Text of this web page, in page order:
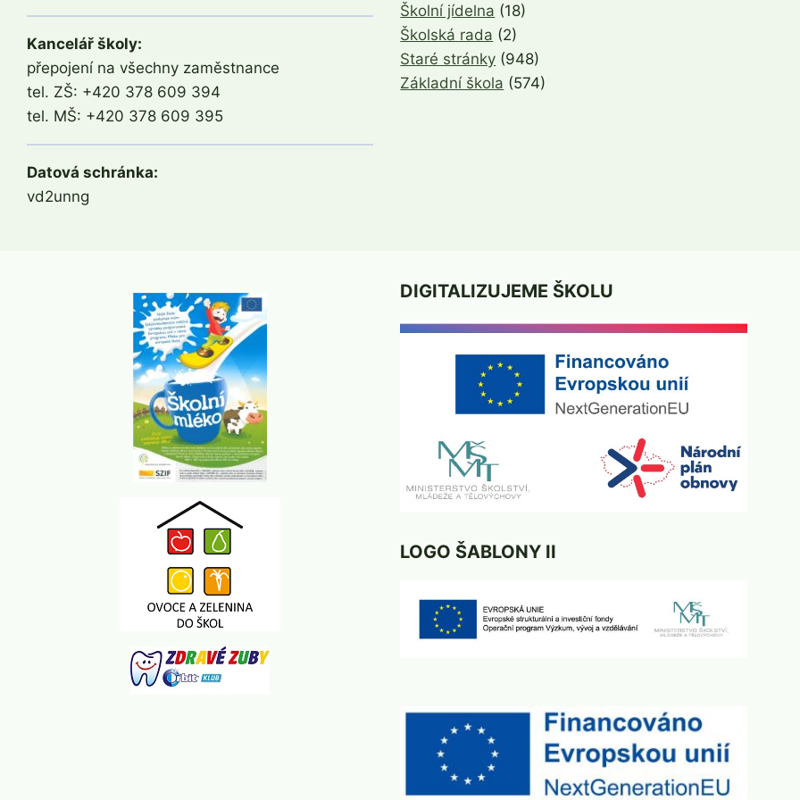
Kancelář školy:
přepojení na všechny zaměstnance
tel. ZŠ: +420 378 609 394
tel. MŠ: +420 378 609 395
Datová schránka:
vd2unng
Školní jídelna (18)
Školská rada (2)
Staré stránky (948)
Základní škola (574)
DIGITALIZUJEME ŠKOLU
LOGO ŠABLONY II